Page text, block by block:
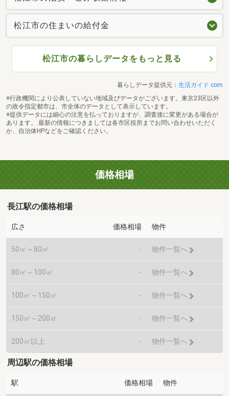
松江市の住まいの給付金
松江市の暮らしデータをもっと見る
暮らしデータ提供元： 生活ガイド.com
※行政機関により公表していない地域及びデータがございます。東京23区以外
の政令指定都市は、市全体のデータとして表示しています。
※提供データには細心の注意を払っておりますが、調査後に変更がある場合が
あります。 最新の情報につきましては各市区役所までお問い合わせいただく
か、自治体HPなどをご確認ください。
価格相場
長江駅の価格相場
広さ 価格相場 物件
50㎡～80㎡ - 物件一覧へ
80㎡～100㎡ - 物件一覧へ
100㎡～150㎡ - 物件一覧へ
150㎡～200㎡ - 物件一覧へ
200㎡以上 - 物件一覧へ
周辺駅の価格相場
駅 価格相場 物件